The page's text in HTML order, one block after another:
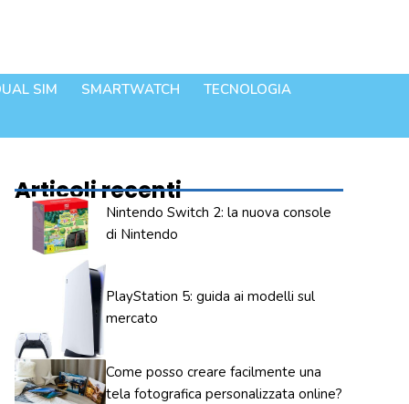
SIM SMARTWATCH TECNOLOGIA
Articoli recenti
Nintendo Switch 2: la nuova console
di Nintendo
PlayStation 5: guida ai modelli sul
mercato
Come posso creare facilmente una
tela fotografica personalizzata online?